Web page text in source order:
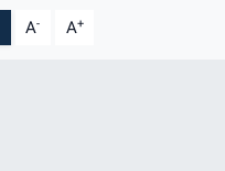
A- A+